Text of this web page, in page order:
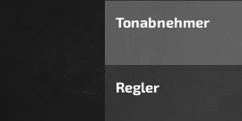
Tonabnehmer
Regler